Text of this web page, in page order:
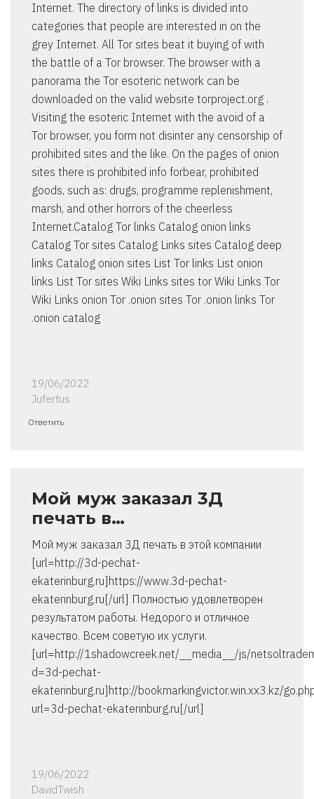
Internet. The directory of links is divided into
categories that people are interested in on the
grey Internet. All Tor sites beat it buying of with
the battle of a Tor browser. The browser with a
panorama the Tor esoteric network can be
downloaded on the valid website torproject.org .
Visiting the esoteric Internet with the avoid of a
Tor browser, you form not disinter any censorship of
prohibited sites and the like. On the pages of onion
sites there is prohibited info forbear, prohibited
goods, such as: drugs, programme replenishment,
marsh, and other horrors of the cheerless
Internet.Catalog Tor links Catalog onion links
Catalog Tor sites Catalog Links sites Catalog deep
links Catalog onion sites List Tor links List onion
links List Tor sites Wiki Links sites tor Wiki Links Tor
Wiki Links onion Tor .onion sites Tor .onion links Tor
.onion catalog
19/06/2022
Jufertus
Ответить
Мой муж заказал 3Д
печать в…
Мой муж заказал 3Д печать в этой компании
[url=http://3d-pechat-
ekaterinburg.ru]https://www.3d-pechat-
ekaterinburg.ru[/url] Полностью удовлетворен
результатом работы. Недорого и отличное
качество. Всем советую их услуги.
[url=http://1shadowcreek.net/__media__/js/
d=3d-pechat-
ekaterinburg.ru]http://bookmarkingvictor.win.xx3.kz/
url=3d-pechat-ekaterinburg.ru[/url]
19/06/2022
DavidTwish